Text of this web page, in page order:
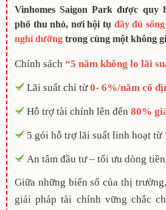
Vinhomes Saigon Park được quy
phố thu nhỏ, nơi hội tụ đầy đủ
nghỉ dưỡng trong cùng một không
Chính sách “5 năm không lo lãi
Lãi suất chỉ từ0- 6%/năm cố
Hỗ trợ tài chính lên đến 80%
5 gói hỗ trợ lãi suất linh hoạt từ
An tâm đầu tư – tối ưu dòng
Giữa những biến số của thị
giải pháp tài chính vững chắc